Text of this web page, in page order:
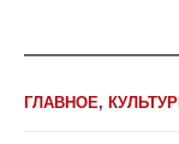
ГЛАВНОЕ,